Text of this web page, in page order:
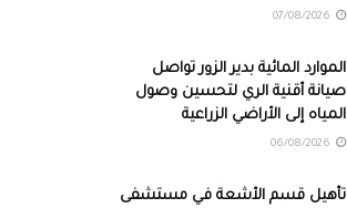
الموارد المائية بدير الزور تواصل
صيانة أقنية الري لتحسين وصول
المياه إلى الأراضي الزراعية
تأهيل قسم الأشعة في مستشفى